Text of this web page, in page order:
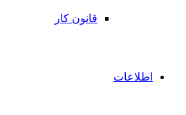
قانون کار
اطلاعات